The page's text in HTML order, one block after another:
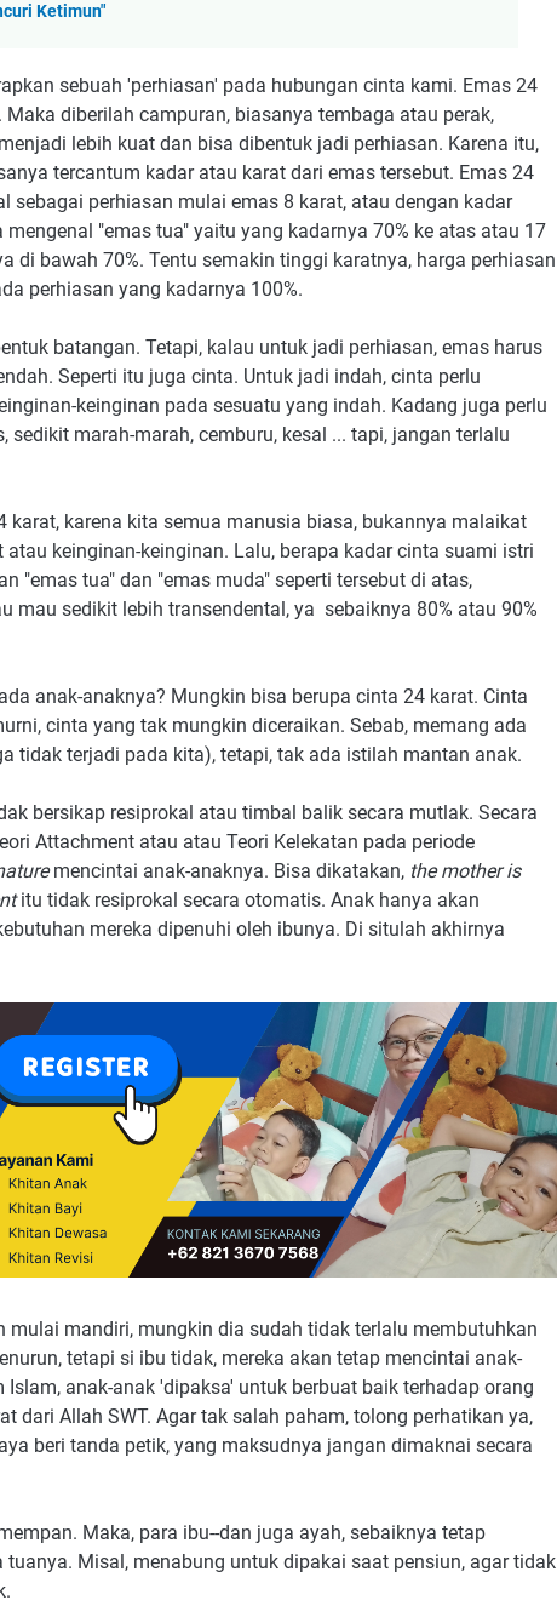
Ketimun"
sebuah 'perhiasan' pada hubungan cinta kami. Emas 24
diberilah campuran, biasanya tembaga atau perak,
lebih kuat dan bisa dibentuk jadi perhiasan. Karena itu,
tercantum kadar atau karat dari emas tersebut. Emas 24
sebagai perhiasan mulai emas 8 karat, atau dengan kadar
"emas tua" yaitu yang kadarnya 70% ke atas atau 17
di bawah 70%. Tentu semakin tinggi karatnya, harga perhiasan
perhiasan yang kadarnya 100%.
batangan. Tetapi, kalau untuk jadi perhiasan, emas harus
Seperti itu juga cinta. Untuk jadi indah, cinta perlu
keinginan pada sesuatu yang indah. Kadang juga perlu
marah-marah, cemburu, kesal ... tapi, jangan terlalu
karena kita semua manusia biasa, bukannya malaikat
keinginan-keinginan. Lalu, berapa kadar cinta suami istri
"emas tua" dan "emas muda" seperti tersebut di atas,
mau sedikit lebih transendental, ya sebaiknya 80% atau 90%
anak-anaknya? Mungkin bisa berupa cinta 24 karat. Cinta
cinta yang tak mungkin diceraikan. Sebab, memang ada
tidak terjadi pada kita), tetapi, tak ada istilah mantan anak.
bersikap resiprokal atau timbal balik secara mutlak. Secara
Attachment atau atau Teori Kelekatan pada periode
mencintai anak-anaknya. Bisa dikatakan, the mother is
itu tidak resiprokal secara otomatis. Anak hanya akan
mereka dipenuhi oleh ibunya. Di situlah akhirnya
mulai mandiri, mungkin dia sudah tidak terlalu membutuhkan
tetapi si ibu tidak, mereka akan tetap mencintai anak-
anak-anak 'dipaksa' untuk berbuat baik terhadap orang
dari Allah SWT. Agar tak salah paham, tolong perhatikan ya,
beri tanda petik, yang maksudnya jangan dimaknai secara
Maka, para ibu--dan juga ayah, sebaiknya tetap
Misal, menabung untuk dipakai saat pensiun, agar tidak